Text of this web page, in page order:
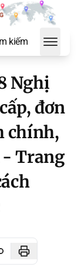
kiếm
Toggle
Nghị
đơn
chính,
Trang